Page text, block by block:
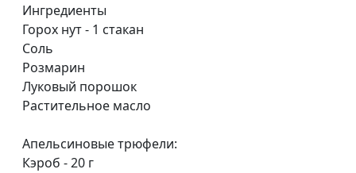
Картофель, фаршированный
чечевицей с грибами
Рулет из слоеного теста с
Клубничное суфле и ржаные
Ингредиенты
Горох нут - 1 стакан
Соль
Розмарин
Луковый порошок
Растительное масло
Апельсиновые трюфели:
Кэроб - 20 г